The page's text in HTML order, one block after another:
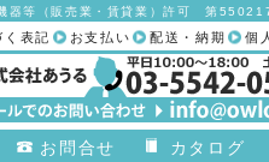
器等（販売業・賃貸業）許可 第
個
配送・納期
お支払い
く表記
お問合せ カタログ